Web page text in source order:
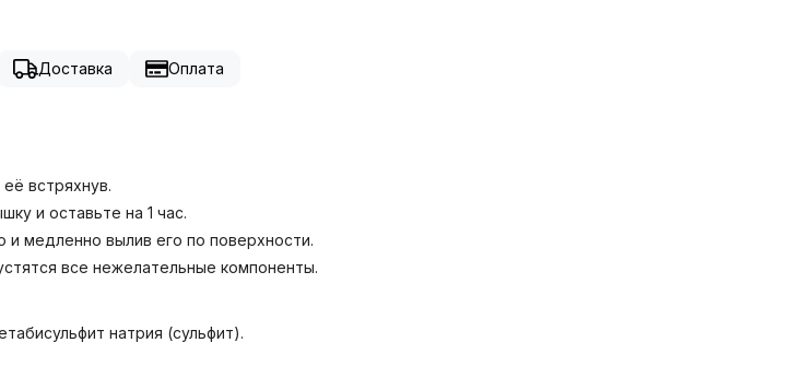
Доставка Оплата
встряхнув.
и оставьте на 1 час.
и медленно вылив его по поверхности.
все нежелательные компоненты.
натрия (сульфит).